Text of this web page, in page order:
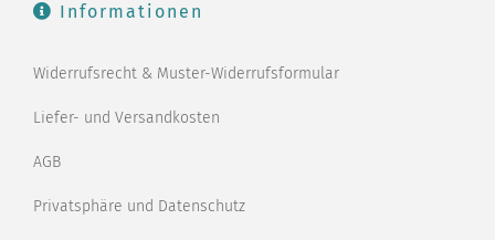
Informationen
Widerrufsrecht & Muster-Widerrufsformular
Liefer- und Versandkosten
AGB
Privatsphäre und Datenschutz